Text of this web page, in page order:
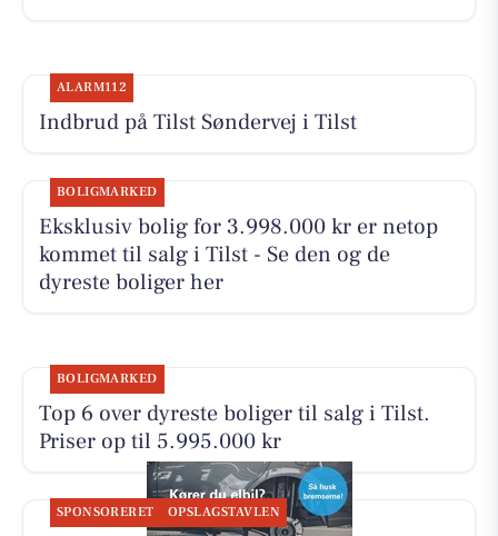
ALARM112
Indbrud på Tilst Søndervej i Tilst
BOLIGMARKED
Eksklusiv bolig for 3.998.000 kr er netop
kommet til salg i Tilst - Se den og de
dyreste boliger her
BOLIGMARKED
Top 6 over dyreste boliger til salg i Tilst.
Priser op til 5.995.000 kr
SPONSORERET OPSLAGSTAVLEN